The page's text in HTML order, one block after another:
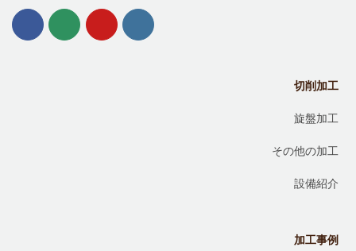
切削加工
旋盤加工
その他の加工
設備紹介
加工事例